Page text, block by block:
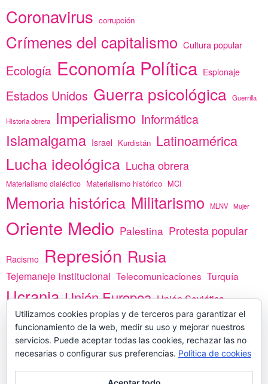
Coronavirus corrupción
Crímenes del capitalismo Cultura popular
Ecología Economía Política Espionaje
Estados Unidos Guerra psicológica Guerrilla
Historia obrera Imperialismo Informática
Islamalgama Israel Kurdistán Latinoamérica
Lucha ideológica Lucha obrera
Materialismo dialéctico Materialismo histórico MCI
Memoria histórica Militarismo MLNV Mujer
Oriente Medio Palestina Protesta popular
Racismo Represión Rusia
Tejemaneje institucional Telecomunicaciones Turquía
Ucrania Unión Europea Unión Soviética
vacunas Yemen África
PREGÚNTANOS
Utilizamos cookies propias y de terceros para garantizar el
funcionamiento de la web, medir su uso y mejorar nuestros
servicios. Puede aceptar todas las cookies, rechazar las no
necesarias o configurar sus preferencias. Política de cookies